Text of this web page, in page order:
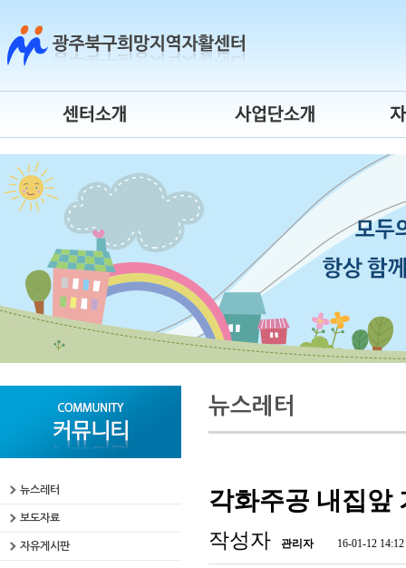
센터연혁
센터장 인사말
조직도
운영위원회
오시는 길
센터 로고
청년자립도전
게이트웨이
시간제 자활근로
자활사업 안내
뉴스레터
보도자료
자유게시판
뉴스레터
각화주공 내집앞
작성자 관리자 16-01-12 14:12